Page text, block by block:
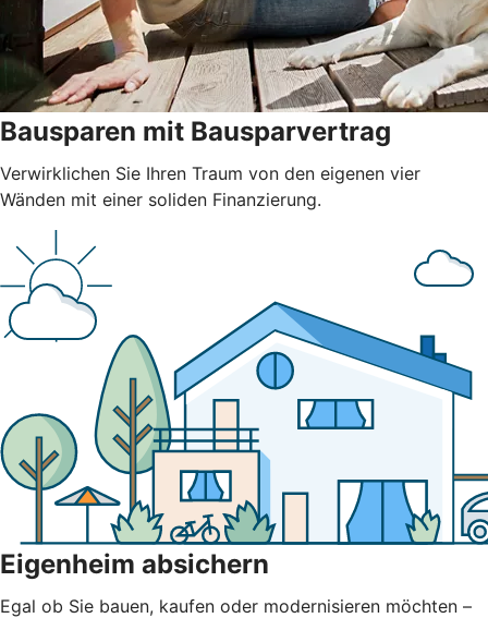
Bausparen mit Bausparvertrag
Verwirklichen Sie Ihren Traum von den eigenen vier
Wänden mit einer soliden Finanzierung.
Eigenheim absichern
Egal ob Sie bauen, kaufen oder modernisieren möchten –